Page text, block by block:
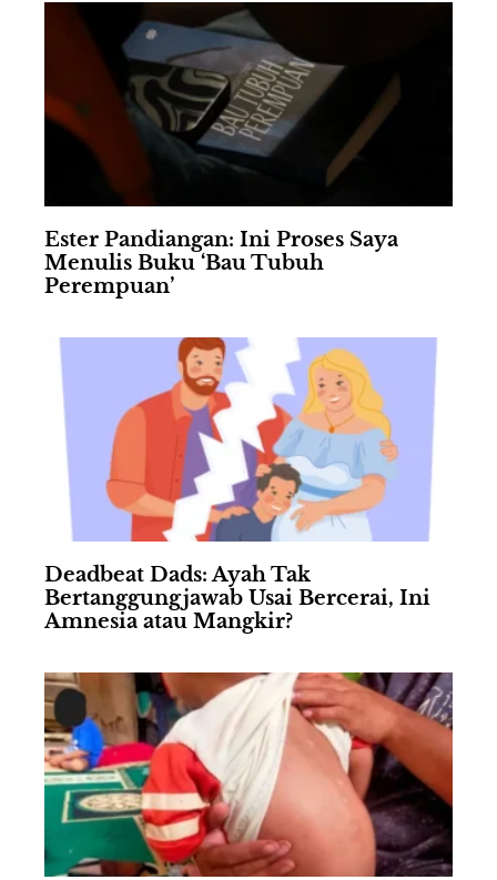
Ester Pandiangan: Ini Proses Saya
Menulis Buku ‘Bau Tubuh
Perempuan’
Deadbeat Dads: Ayah Tak
Bertanggungjawab Usai Bercerai, Ini
Amnesia atau Mangkir?